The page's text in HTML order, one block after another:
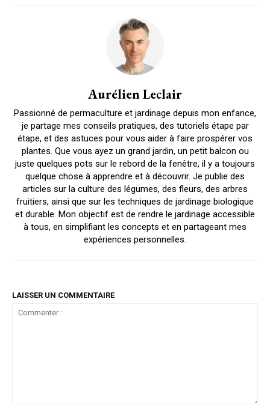
Aurélien Leclair
Passionné de permaculture et jardinage depuis mon enfance,
je partage mes conseils pratiques, des tutoriels étape par
étape, et des astuces pour vous aider à faire prospérer vos
plantes. Que vous ayez un grand jardin, un petit balcon ou
juste quelques pots sur le rebord de la fenêtre, il y a toujours
quelque chose à apprendre et à découvrir. Je publie des
articles sur la culture des légumes, des fleurs, des arbres
fruitiers, ainsi que sur les techniques de jardinage biologique
et durable. Mon objectif est de rendre le jardinage accessible
à tous, en simplifiant les concepts et en partageant mes
expériences personnelles.
LAISSER UN COMMENTAIRE